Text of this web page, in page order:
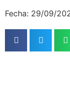
Fecha: 29/09/